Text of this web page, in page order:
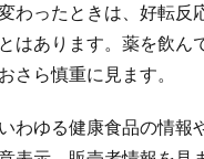
わったときは、好転
はあります。薬を飲
さら慎重に見ます。
わゆる健康食品の情